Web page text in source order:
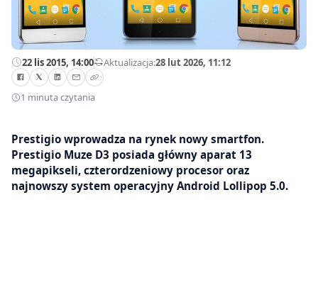
22 lis 2015, 14:00—Aktualizacja:28 lut 2026, 11:12
1 minuta czytania
Prestigio wprowadza na rynek nowy smartfon.
Prestigio Muze D3 posiada główny aparat 13
megapikseli, czterordzeniowy procesor oraz
najnowszy system operacyjny Android Lollipop 5.0.